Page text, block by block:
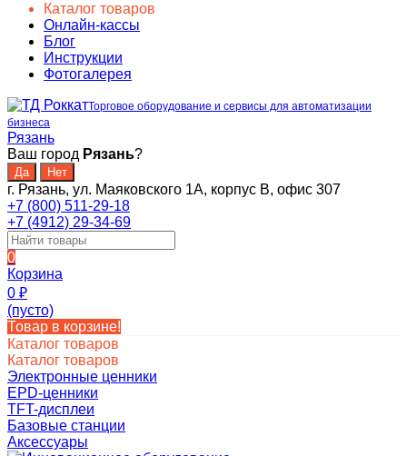
Каталог товаров
Онлайн-кассы
Блог
Инструкции
Фотогалерея
Торговое оборудование и сервисы для автоматизации
бизнеса
Рязань
Ваш город Рязань?
г. Рязань, ул. Маяковского 1А, корпус B, офис 307
+7 (800) 511-29-18
+7 (4912) 29-34-69
0
Корзина
0 ₽
(пусто)
Товар в корзине!
Каталог товаров
Каталог товаров
Электронные ценники
EPD-ценники
TFT-дисплеи
Базовые станции
Аксессуары